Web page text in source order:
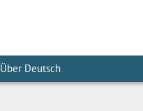
Über Deutsch